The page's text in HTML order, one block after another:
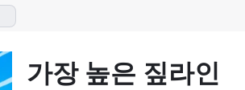
가장 높은 짚라인